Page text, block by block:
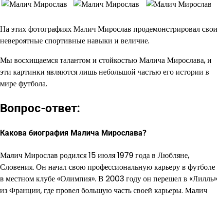
На этих фотографиях Малич Мирослав продемонстрировал свои
невероятные спортивные навыки и величие.
Мы восхищаемся талантом и стойкостью Малича Мирослава, и
эти картинки являются лишь небольшой частью его истории в
мире футбола.
Вопрос-ответ:
Какова биография Малича Мирослава?
Малич Мирослав родился 15 июля 1979 года в Любляне,
Словения. Он начал свою профессиональную карьеру в футболе
в местном клубе «Олимпия». В 2003 году он перешел в «Лилль»
из Франции, где провел большую часть своей карьеры. Малич